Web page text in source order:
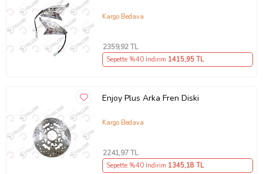
Kargo Bedava
2359,92 TL
Sepette %40 İndirim 1415,95 TL
Enjoy Plus Arka Fren Diski
Kargo Bedava
2241,97 TL
Sepette %40 İndirim 1345,18 TL